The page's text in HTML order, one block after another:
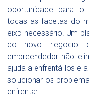
oportunidade para o
todas as facetas do
eixo necessário. Um
do novo negócio
empreendedor não
ajuda a enfrentá-los e
solucionar os
enfrentar.